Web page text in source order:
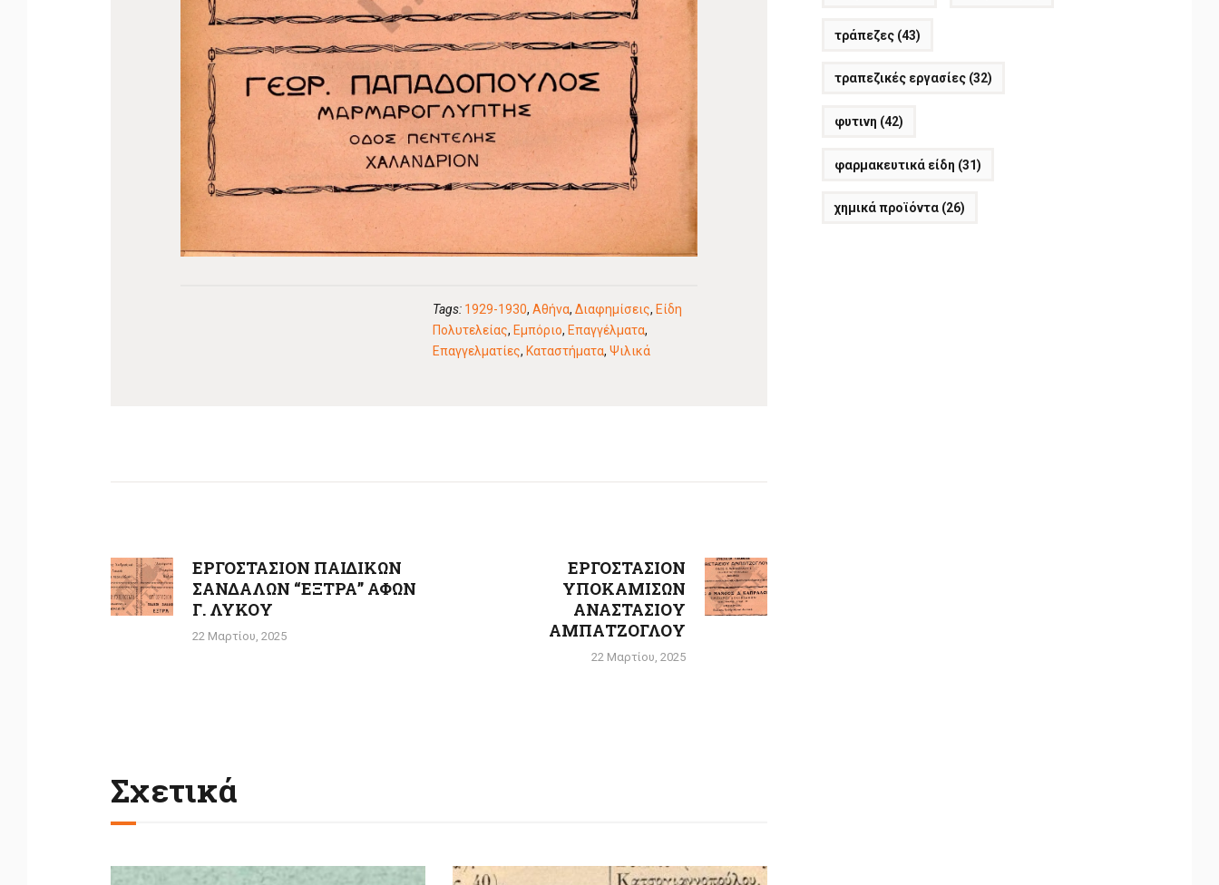
Tags: 1929-1930, Αθήνα, Διαφημίσεις, Είδη
Πολυτελείας, Εμπόριο, Επαγγέλματα,
Επαγγελματίες, Καταστήματα, Ψιλικά
άρθρων
Previous
post:
ΕΡΓΟΣΤΑΣΙΟΝ ΠΑΙΔΙΚΩΝ
ΣΑΝΔΑΛΩΝ “ΕΞΤΡΑ” ΑΦΩΝ
Γ. ΛΥΚΟΥ
22 Μαρτίου, 2025
Next
post:
ΕΡΓΟΣΤΑΣΙΟΝ
ΥΠΟΚΑΜΙΣΩΝ
ΑΝΑΣΤΑΣΙΟΥ
ΑΜΠΑΤΖΟΓΛΟΥ
22 Μαρτίου, 2025
Σχετικά
τράπεζες (43)
τραπεζικές εργασίες (32)
φυτινη (42)
φαρμακευτικά είδη (31)
χημικά προϊόντα (26)